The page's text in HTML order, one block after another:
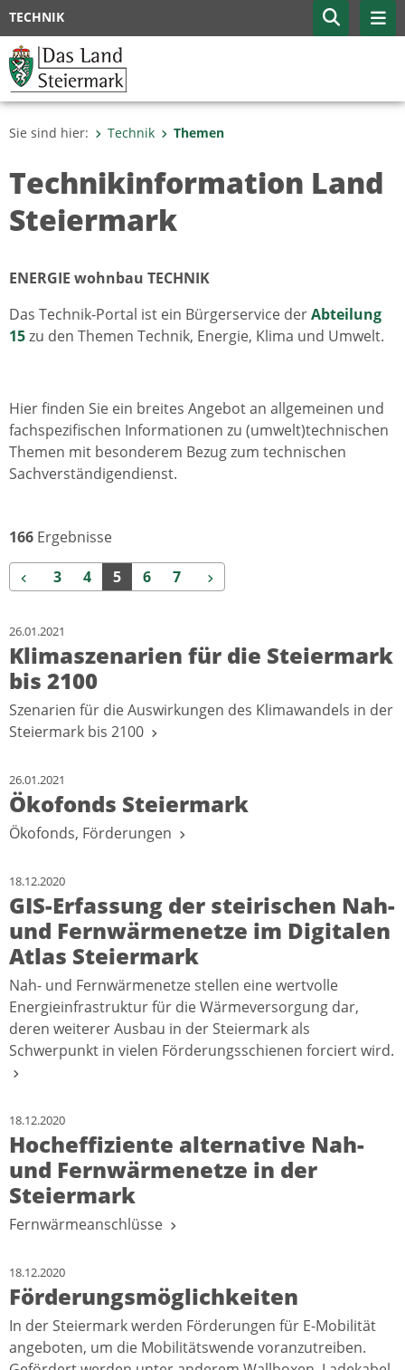
TECHNIK
Sie sind hier: Technik Themen
Technikinformation Land
Steiermark
ENERGIE wohnbau TECHNIK
Das Technik-Portal ist ein Bürgerservice derAbteilung
15zu den Themen Technik, Energie, Klima und Umwelt.
Hier finden Sie ein breites Angebot an allgemeinen und
fachspezifischen Informationen zu (umwelt)technischen
Themen mit besonderem Bezug zum technischen
Sachverständigendienst.
166 Ergebnisse
Zurück
3 4 5 6 7 Weiter
26.01.2021
Klimaszenarien für die Steiermark
bis 2100
Szenarien für die Auswirkungen des Klimawandels in der
Steiermark bis 2100
26.01.2021
Ökofonds Steiermark
Ökofonds, Förderungen
18.12.2020
GIS-Erfassung der steirischen Nah-
und Fernwärmenetze im Digitalen
Atlas Steiermark
Nah- und Fernwärmenetze stellen eine wertvolle
Energieinfrastruktur für die Wärmeversorgung dar,
deren weiterer Ausbau in der Steiermark als
Schwerpunkt in vielen Förderungsschienen forciert wird.
18.12.2020
Hocheffiziente alternative Nah-
und Fernwärmenetze in der
Steiermark
Fernwärmeanschlüsse
18.12.2020
Förderungsmöglichkeiten
In der Steiermark werden Förderungen für E-Mobilität
angeboten, um die Mobilitätswende voranzutreiben.